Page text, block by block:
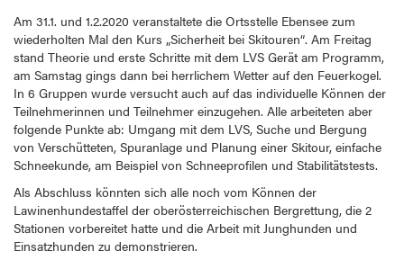
Am 31.1. und 1.2.2020 veranstaltete die Ortsstelle Ebensee zum
wiederholten Mal den Kurs „Sicherheit bei Skitouren“. Am Freitag
stand Theorie und erste Schritte mit dem LVS Gerät am Programm,
am Samstag gings dann bei herrlichem Wetter auf den Feuerkogel.
In 6 Gruppen wurde versucht auch auf das individuelle Können der
Teilnehmerinnen und Teilnehmer einzugehen. Alle arbeiteten aber
folgende Punkte ab: Umgang mit dem LVS, Suche und Bergung
von Verschütteten, Spuranlage und Planung einer Skitour, einfache
Schneekunde, am Beispiel von Schneeprofilen und Stabilitätstests.
Als Abschluss könnten sich alle noch vom Können der
Lawinenhundestaffel der oberösterreichischen Bergrettung, die 2
Stationen vorbereitet hatte und die Arbeit mit Junghunden und
Einsatzhunden zu demonstrieren.